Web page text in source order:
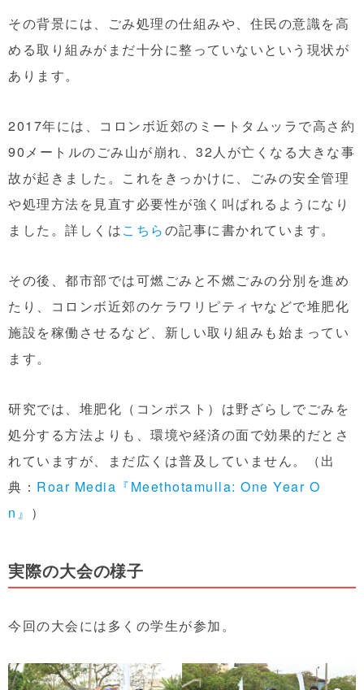
その背景には、ごみ処理の仕組みや、住民の意識を高
める取り組みがまだ十分に整っていないという現状が
あります。
2017年には、コロンボ近郊のミートタムッラで高さ約
90メートルのごみ山が崩れ、32人が亡くなる大きな事
故が起きました。これをきっかけに、ごみの安全管理
や処理方法を見直す必要性が強く叫ばれるようになり
ました。詳しくはこちらの記事に書かれています。
その後、都市部では可燃ごみと不燃ごみの分別を進め
たり、コロンボ近郊のケラワリピティヤなどで堆肥化
施設を稼働させるなど、新しい取り組みも始まってい
ます。
研究では、堆肥化（コンポスト）は野ざらしでごみを
処分する方法よりも、環境や経済の面で効果的だとさ
れていますが、まだ広くは普及していません。（出
典： Roar Media『Meethotamulla: One Year O
n』 ）
実際の大会の様子
今回の大会には多くの学生が参加。